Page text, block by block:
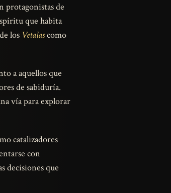
protagonistas de
que habita
los Vetalascomo
a aquellos que
de sabiduría.
vía para explorar
catalizadores
con
decisiones que